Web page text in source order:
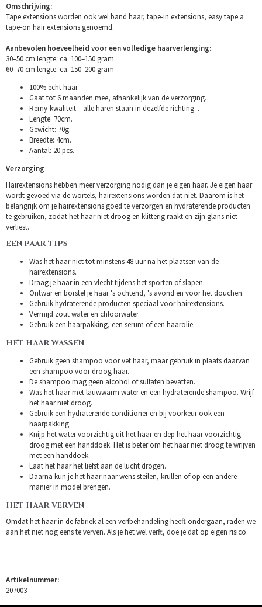
Omschrijving:
Tape extensions worden ook wel band haar, tape-in extensions, easy tape a
tape-on hair extensions genoemd.
Aanbevolen hoeveelheid voor een volledige haarverlenging:
30–50 cm lengte: ca. 100–150 gram
60–70 cm lengte: ca. 150–200 gram
100% echt haar.
Gaat tot 6 maanden mee, afhankelijk van de verzorging.
Remy-kwaliteit – alle haren staan in dezelfde richting. .
Lengte: 70cm.
Gewicht: 70g.
Breedte: 4cm.
Aantal: 20 pcs.
Verzorging
Hairextensions hebben meer verzorging nodig dan je eigen haar. Je eigen haar
wordt gevoed via de wortels, hairextensions worden dat niet. Daarom is het
belangrijk om je hairextensions goed te verzorgen en hydraterende producten
te gebruiken, zodat het haar niet droog en klitterig raakt en zijn glans niet
verliest.
EEN PAAR TIPS
Was het haar niet tot minstens 48 uur na het plaatsen van de
hairextensions.
Draag je haar in een vlecht tijdens het sporten of slapen.
Ontwar en borstel je haar 's ochtend, 's avond en voor het douchen.
Gebruik hydraterende producten speciaal voor hairextensions.
Vermijd zout water en chloorwater.
Gebruik een haarpakking, een serum of een haarolie.
HET HAAR WASSEN
Gebruik geen shampoo voor vet haar, maar gebruik in plaats daarvan
een shampoo voor droog haar.
De shampoo mag geen alcohol of sulfaten bevatten.
Was het haar met lauwwarm water en een hydraterende shampoo. Wrijf
het haar niet droog.
Gebruik een hydraterende conditioner en bij voorkeur ook een
haarpakking.
Knijp het water voorzichtig uit het haar en dep het haar voorzichtig
droog met een handdoek. Het is beter om het haar niet droog te wrijven
met een handdoek.
Laat het haar het liefst aan de lucht drogen.
Daarna kun je het haar naar wens steilen, krullen of op een andere
manier in model brengen.
HET HAAR VERVEN
Omdat het haar in de fabriek al een verfbehandeling heeft ondergaan, raden we
aan het niet nog eens te verven. Als je het wel verft, doe je dat op eigen risico.
Artikelnummer:
207003